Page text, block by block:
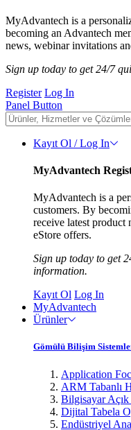
MyAdvantech is a
becoming an Advantech
news, webinar invitations
Sign up today to get 24/7
Register Log In
Panel Button
Kayıt Ol / Log In
MyAdvantech
MyAdvantech is a
customers. By
receive latest product
eStore offers.
Sign up today to get
information.
Kayıt Ol Log In
MyAdvantech
Ürünler
Gömülü Bilişim
Application
ARM Tabanlı
Bilgisayar
Dijital Tabela
Endüstriyel